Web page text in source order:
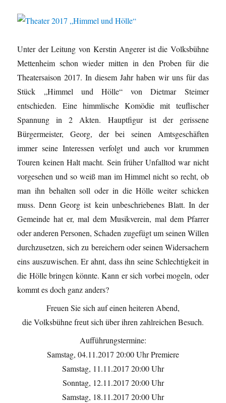
Unter der Leitung von Kerstin Angerer ist die Volksbühne
Mettenheim schon wieder mitten in den Proben für die
Theatersaison 2017. In diesem Jahr haben wir uns für das
Stück „Himmel und Hölle“ von Dietmar Steimer
entschieden. Eine himmlische Komödie mit teuflischer
Spannung in 2 Akten. Hauptfigur ist der gerissene
Bürgermeister, Georg, der bei seinen Amtsgeschäften
immer seine Interessen verfolgt und auch vor krummen
Touren keinen Halt macht. Sein früher Unfalltod war nicht
vorgesehen und so weiß man im Himmel nicht so recht, ob
man ihn behalten soll oder in die Hölle weiter schicken
muss. Denn Georg ist kein unbeschriebenes Blatt. In der
Gemeinde hat er, mal dem Musikverein, mal dem Pfarrer
oder anderen Personen, Schaden zugefügt um seinen Willen
durchzusetzen, sich zu bereichern oder seinen Widersachern
eins auszuwischen. Er ahnt, dass ihn seine Schlechtigkeit in
die Hölle bringen könnte. Kann er sich vorbei mogeln, oder
kommt es doch ganz anders?
Freuen Sie sich auf einen heiteren Abend,
die Volksbühne freut sich über ihren zahlreichen Besuch.
Aufführungstermine:
Samstag, 04.11.2017 20:00 Uhr Premiere
Samstag, 11.11.2017 20:00 Uhr
Sonntag, 12.11.2017 20:00 Uhr
Samstag, 18.11.2017 20:00 Uhr